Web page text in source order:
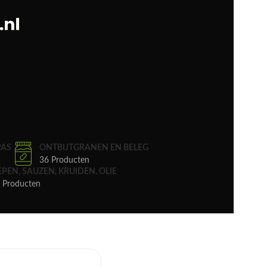
ONTBIJTGRANEN EN BELEG
36 Producten
SAUZEN, KRUIDEN, OLIE
Producten